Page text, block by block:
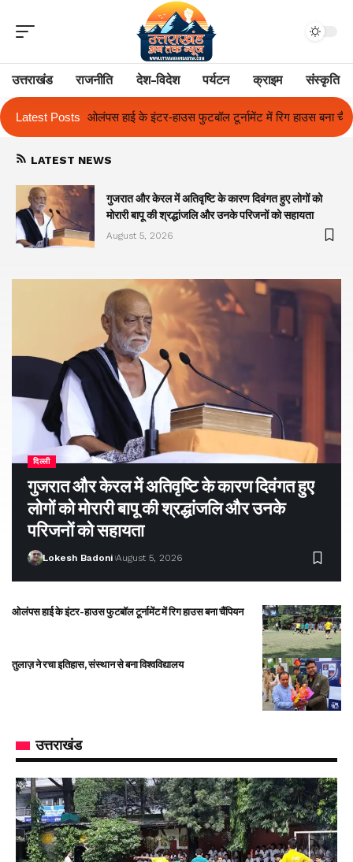
उत्तराखंड राजनीति देश-विदेश पर्यटन क्राइम संस्कृति
Latest Posts
फुटबॉल टूर्नामेंट में रिग हाउस बना चैंपियन तुलाज़ ने रचा इतिहास, संस्थान से
LATEST NEWS
गुजरात और केरल में अतिवृष्टि के कारण दिवंगत हुए लोगों को
मोरारी बापू की श्रद्धांजलि और उनके परिजनों को सहायता
August 5, 2026
दिल्ली
गुजरात और केरल में अतिवृष्टि के कारण दिवंगत हुए
लोगों को मोरारी बापू की श्रद्धांजलि और उनके
परिजनों को सहायता
Lokesh Badoni August 5, 2026
ओलंपस हाई के इंटर-हाउस फुटबॉल टूर्नामेंट में रिग हाउस बना चैंपियन
तुलाज़ ने रचा इतिहास, संस्थान से बना विश्वविद्यालय
उत्तराखंड